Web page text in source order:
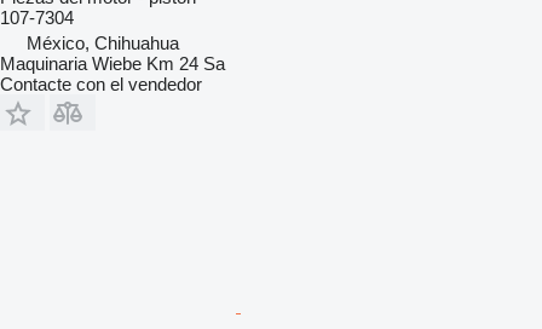
107-7304
México, Chihuahua
Maquinaria Wiebe Km 24 Sa
Contacte con el vendedor